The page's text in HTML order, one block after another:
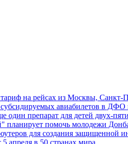
на рейсах из Москвы, Санкт-
авиабилетов в
один препарат для детей двух-
планирует помочь молодежи
для создания
апреля в 50 странах мира